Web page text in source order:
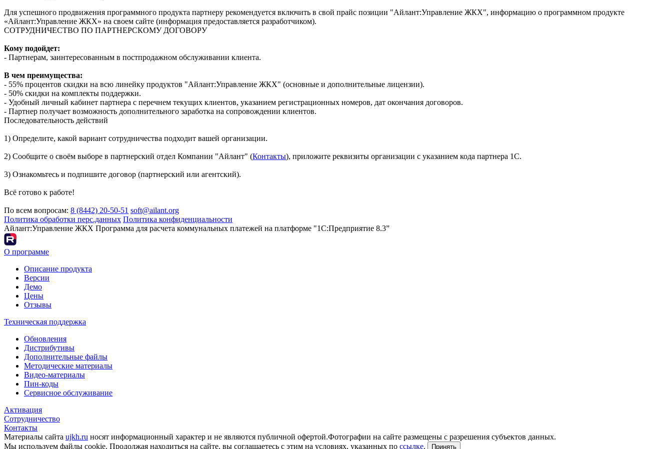
Для успешного продвижения программного продукта партнеру рекомендуется включить в свой прайс позиции "Айлант:Управление ЖКХ", информацию о программном продукте
«Айлант:Управление ЖКХ» на своем сайте (информация предоставляется разработчиком).
СОТРУДНИЧЕСТВО ПО ПАРТНЕРСКОМУ ДОГОВОРУ
Кому подойдет:
- Партнерам, заинтересованным в постпродажном обслуживании клиента.
В чем преимущества:
- 55% процентов скидки на всю линейку продуктов "Айлант:Управление ЖКХ" (основные и дополнительные лицензии).
- 50% скидки на комплекты поддержки.
- Удобный личный кабинет партнера с перечнем текущих клиентов, указанием регистрационных номеров, дат окончания договоров.
- Партнер получает возможность дополнительного заработка на сопровождении клиентов.
Последовательность действий
1) Определите, какой вариант сотрудничества подходит вашей организации.
2) Сообщите о своём выборе в партнерский отдел Компании "Айлант" (Контакты), приложите реквизиты организации с указанием кода партнера 1С.
3) Ознакомьтесь и подпишите договор (партнерский или агентский).
Всё готово к работе!
По всем вопросам: 8 (8442) 20-50-51 soft@ailant.org
Политика обработки перс.данных Политика конфиденциальности
Айлант:Управление ЖКХ Программа для расчета коммунальных платежей на платформе "1С:Предприятие 8.3”
О программе
Описание продукта
Версии
Демо
Цены
Отзывы
Техническая поддержка
Обновления
Дистрибутивы
Дополнительные файлы
Методические материалы
Видео-материалы
Пин-коды
Сервисное обслуживание
Активация
Сотрудничество
Контакты
Материалы сайта ujkh.ru носят информационный характер и не являются публичной офертой.Фотографии на сайте размещены с разрешения субъектов данных.
Мы используем файлы cookie. Продолжая находиться на сайте, вы соглашаетесь с этим на условиях, указанных по ссылке. Принять